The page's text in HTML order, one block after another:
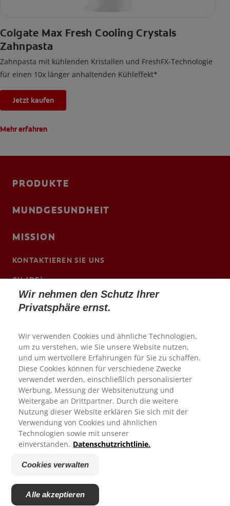
Colgate Max Fresh Cooling Crystals
Zahnpasta
Zahnpasta mit kühlenden Kristallen und FreshFX-Technologie
für einen 10x länger anhaltenden Kühleffekt*
Jetzt kaufen
Mehr erfahren
PRODUKTE
MUNDGESUNDHEIT
MISSION
KONTAKTIEREN SIE UNS
CH (DE)
© 2026 Colgate-Palmolive Company. Alle Rechte
vorbehalten
Nutzungsbedingungen
Cookies verwalten
Wir nehmen den Schutz Ihrer
Privatsphäre ernst.
Wir verwenden Cookies und ähnliche Technologien,
um zu verstehen, wie Sie unsere Website nutzen,
und um wertvollere Erfahrungen für Sie zu schaffen.
Diese Cookies können für verschiedene Zwecke
verwendet werden, einschließlich personalisierter
Werbung, Messung der Websitenutzung und
Weitergabe an Drittpartner. Durch die weitere
Nutzung dieser Website erklären Sie sich mit der
Verwendung von Cookies und ähnlichen
Technologien sowie mit unserer
einverstanden. Datenschutzrichtlinie.
Cookies verwalten
Alle akzeptieren
We appreciate your feedback...
How satisfied are you with your experience on Colgate.com?